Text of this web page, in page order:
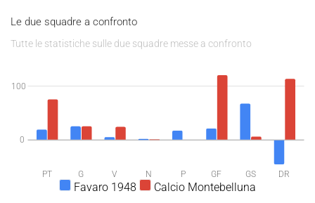
Le due squadre a confronto
Tutte le statistiche sulle due squadre messe a confronto
PT G V N P GF GS DR
0
100
Favaro 1948 Calcio Montebelluna